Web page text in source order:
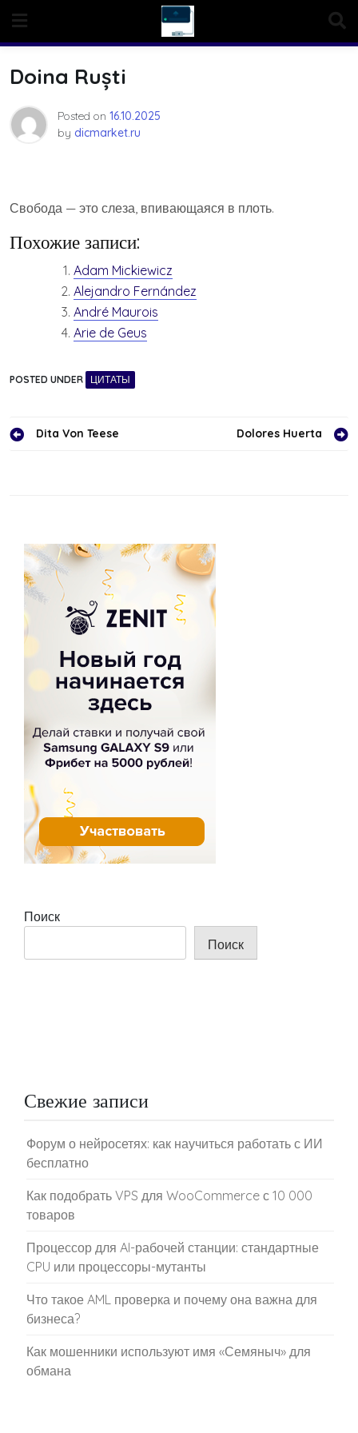
content
Doina Ruști
Posted on 16.10.2025
by dicmarket.ru
Свобода — это слеза, впивающаяся в плоть.
Похожие записи:
Adam Mickiewicz
Alejandro Fernández
André Maurois
Arie de Geus
POSTED UNDER ЦИТАТЫ
Навигация
Dita Von Teese Dolores Huerta
Поиск
Поиск
Свежие записи
Форум о нейросетях: как научиться работать с ИИ
бесплатно
Как подобрать VPS для WooCommerce с 10 000
товаров
Процессор для AI-рабочей станции: стандартные
CPU или процессоры-мутанты
Что такое AML проверка и почему она важна для
бизнеса?
Как мошенники используют имя «Семяныч» для
обмана